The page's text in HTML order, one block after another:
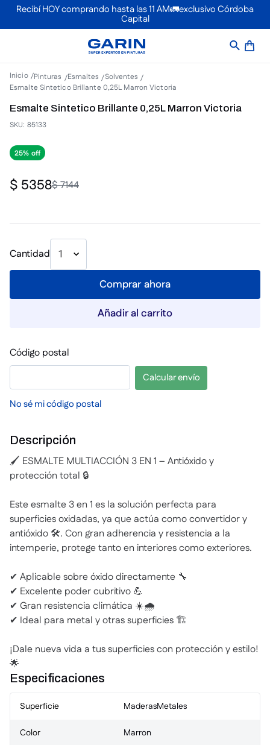
Recibí HOY comprando hasta las 11 AM🚛exclusivo Córdoba
Capital
Pinturas Esmaltes
Solventes
Esmalte Sintetico Brillante 0,25L Marron Victoria
Esmalte Sintetico Brillante 0,25L Marron Victoria
SKU: 85133
25%
$7144
$ 5358
Cantidad 1
Comprar ahora
Añadir al carrito
Código postal
No sé mi código postal
Calcular envío
Descripción
🖌️ ESMALTE MULTIACCIÓN 3 EN 1 – Antióxido y
protección total 🔒
Este esmalte 3 en 1 es la solución perfecta para
superficies oxidadas, ya que actúa como convertidor y
antióxido 🛠️. Con gran adherencia y resistencia a la
intemperie, protege tanto en interiores como exteriores.
✔ Aplicable sobre óxido directamente 🔧
✔ Excelente poder cubritivo 💪
✔ Gran resistencia climática ☀️🌧️
✔ Ideal para metal y otras superficies 🏗️
¡Dale nueva vida a tus superficies con protección y estilo!
🌟
Especificaciones
Superficie MaderasMetales
Color Marron